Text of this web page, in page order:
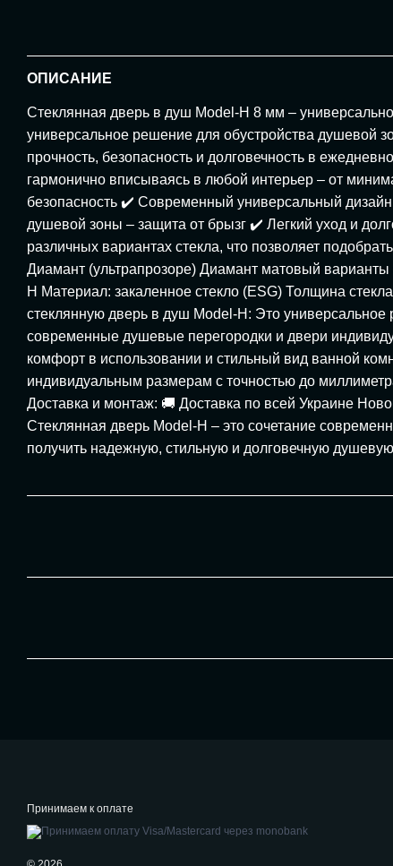
ОПИСАНИЕ
Стеклянная дверь в душ Model-H 8 мм –
универсальное решение для обустройства душевой
прочность, безопасность и долговечность в
гармонично вписываясь в любой интерьер – от
безопасность ✔️ Современный универсальный
душевой зоны – защита от брызг ✔️ Легкий уход и
различных вариантах стекла, что позволяет
Диамант (ультрапрозоре) Диамант матовый
H Материал: закаленное стекло (ESG) Толщина
стеклянную дверь в душ Model-H: Это
современные душевые перегородки и двери
комфорт в использовании и стильный вид ванной
индивидуальным размерам с точностью до
Доставка и монтаж: 🚚 Доставка по всей Украине
Стеклянная дверь Model-H – это сочетание
получить надежную, стильную и долговечную
Принимаем к оплате